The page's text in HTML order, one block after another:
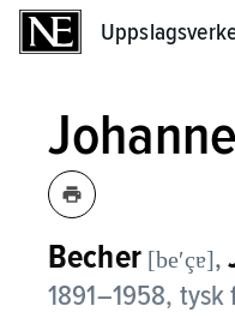
Becher [beʹçɐ],
1891–1958,